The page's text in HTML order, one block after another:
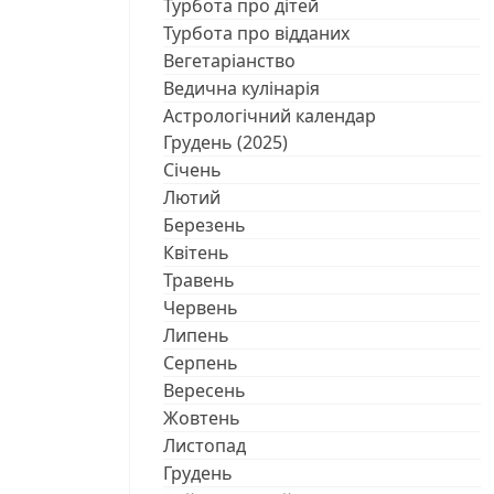
Турбота про дітей
Турбота про відданих
Вегетаріанство
Ведична кулінарія
Астрологічний календар
Грудень (2025)
Січень
Лютий
Березень
Квітень
Травень
Червень
Липень
Серпень
Вересень
Жовтень
Листопад
Грудень